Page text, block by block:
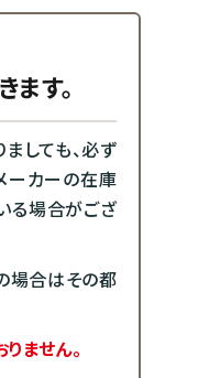
す。
しても、必ず
ーカーの在庫
る場合がござ
場合はその都
ません。